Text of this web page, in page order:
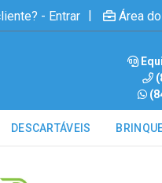
- Entrar | Área
DESCARTÁVEIS